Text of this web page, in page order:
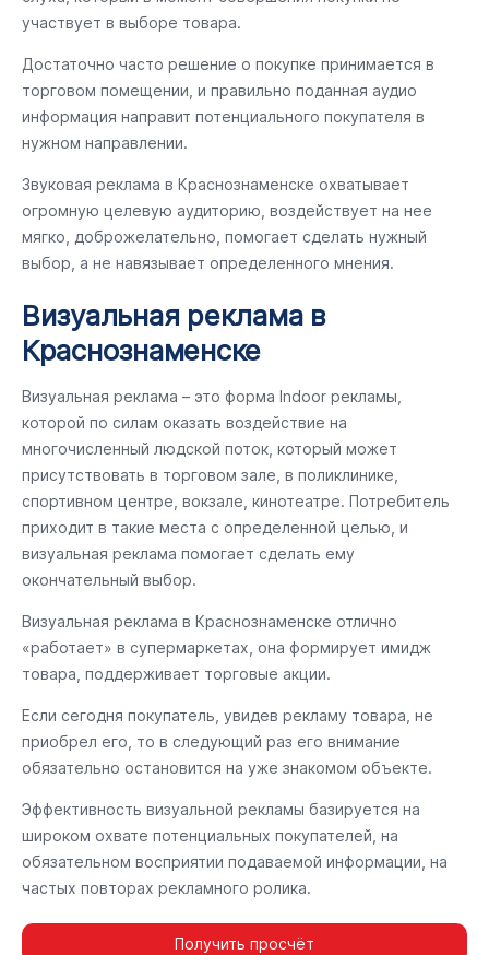
участвует в выборе товара.
Достаточно часто решение о покупке принимается в
торговом помещении, и правильно поданная аудио
информация направит потенциального покупателя в
нужном направлении.
Звуковая реклама в Краснознаменске охватывает
огромную целевую аудиторию, воздействует на нее
мягко, доброжелательно, помогает сделать нужный
выбор, а не навязывает определенного мнения.
Визуальная реклама в
Краснознаменске
Визуальная реклама – это форма Indoor рекламы,
которой по силам оказать воздействие на
многочисленный людской поток, который может
присутствовать в торговом зале, в поликлинике,
спортивном центре, вокзале, кинотеатре. Потребитель
приходит в такие места с определенной целью, и
визуальная реклама помогает сделать ему
окончательный выбор.
Визуальная реклама в Краснознаменске отлично
«работает» в супермаркетах, она формирует имидж
товара, поддерживает торговые акции.
Если сегодня покупатель, увидев рекламу товара, не
приобрел его, то в следующий раз его внимание
обязательно остановится на уже знакомом объекте.
Эффективность визуальной рекламы базируется на
широком охвате потенциальных покупателей, на
обязательном восприятии подаваемой информации, на
частых повторах рекламного ролика.
Получить просчёт